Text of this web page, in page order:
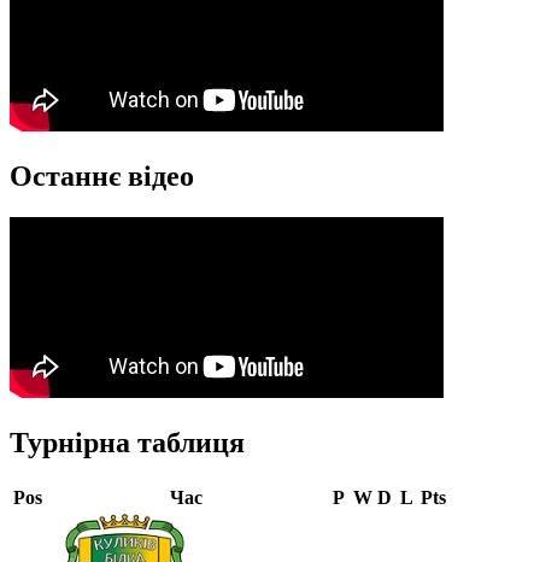
Останнє відео
Турнірна таблиця
Pos Час P W D L Pts